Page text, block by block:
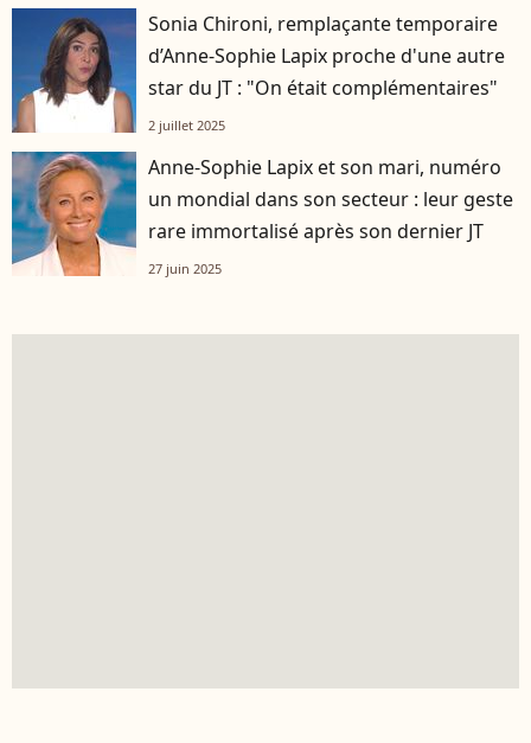
Sonia Chironi, remplaçante temporaire
d’Anne-Sophie Lapix proche d'une autre
star du JT : "On était complémentaires"
2 juillet 2025
Anne-Sophie Lapix et son mari, numéro
un mondial dans son secteur : leur geste
rare immortalisé après son dernier JT
27 juin 2025